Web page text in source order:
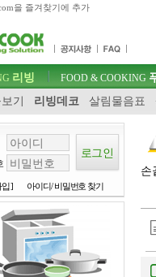
을 즐겨찾기에 추가
로가기
로가기
가기
로가기
리빙
기
리빙데코 살림물음표
FOOD & COOKING
] 아이디/ 비밀번호 찾기
손